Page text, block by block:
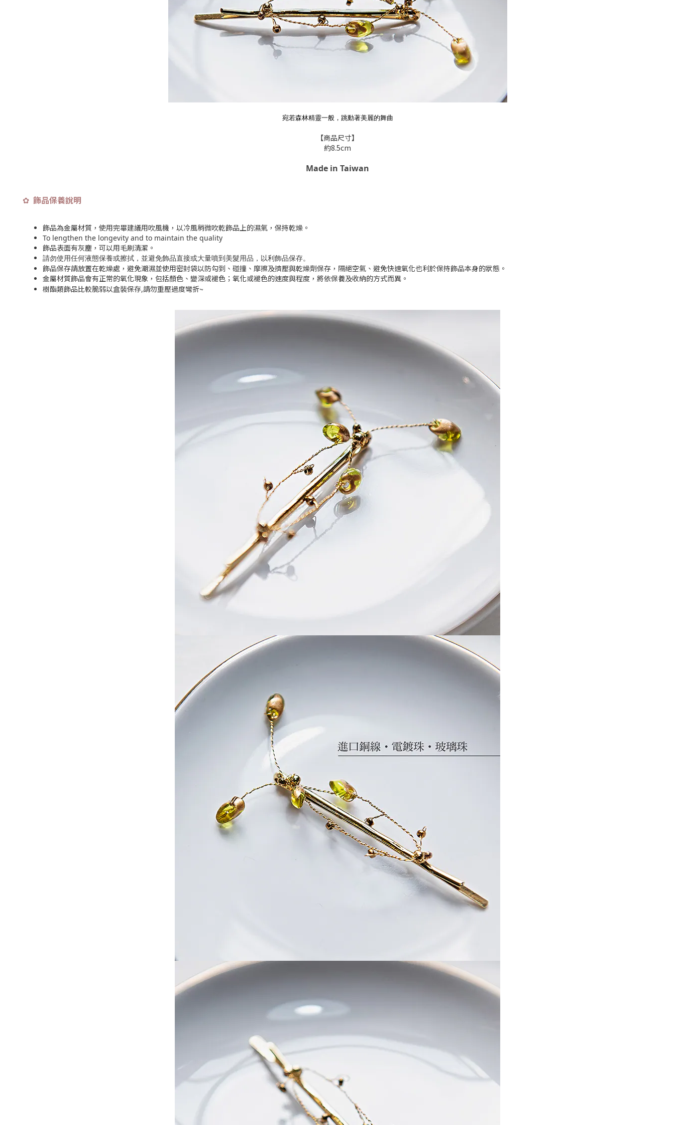
宛若森林精靈一般，跳動著美麗的舞曲
【商品尺寸】
約8.5cm
Made in Taiwan
✿ 飾品保養說明
飾品為金屬材質，使用完畢建議用吹風機，以冷風稍微吹乾飾品上的濕氣，保持乾燥。
To lengthen the longevity and to maintain the quality
飾品表面有灰塵，可以用毛刷清潔。
請勿使用任何液態保養或擦拭，並避免飾品直接或大量噴到美髮用品，以利飾品保存。
飾品保存請放置在乾燥處，避免潮濕並使用密封袋以防勾到、碰撞、摩擦及擠壓與乾燥劑保存，隔絕空氣、避免快速氧化也利於保持飾品本身的狀態。
金屬材質飾品會有正常的氧化現象，包括顏色、變深或褪色；氧化或褪色的速度與程度，將依保養及收納的方式而異。
樹酯類飾品比較脆弱以盒裝保存,請勿重壓過度彎折~